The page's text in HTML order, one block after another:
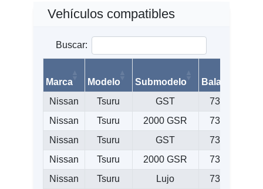
Vehículos compatibles
Buscar:
Marca Modelo Submodelo Balata
Nissan
Tsuru GST 7388
Nissan
Tsuru 2000 GSR 7388
Nissan
Tsuru GST 7388
Nissan
Tsuru 2000 GSR 7388
Nissan
Tsuru Lujo 7388